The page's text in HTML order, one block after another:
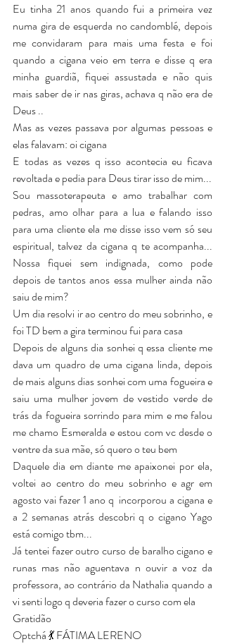
Eu tinha 21 anos quando fui a primeira vez
numa gira de esquerda no candomblé, depois
me convidaram para mais uma festa e foi
quando a cigana veio em terra e disse q era
minha guardiã, fiquei assustada e não quis
mais saber de ir nas giras, achava q não era de
Deus ..
Mas as vezes passava por algumas pessoas e
elas falavam: oi cigana
E todas as vezes q isso acontecia eu ficava
revoltada e pedia para Deus tirar isso de mim...
Sou massoterapeuta e amo trabalhar com
pedras, amo olhar para a lua e falando isso
para uma cliente ela me disse isso vem só seu
espiritual, talvez da cigana q te acompanha...
Nossa fiquei sem indignada, como pode
depois de tantos anos essa mulher ainda não
saiu de mim?
Um dia resolvi ir ao centro do meu sobrinho, e
foi TD bem a gira terminou fui para casa
Depois de alguns dia sonhei q essa cliente me
dava um quadro de uma cigana linda, depois
de mais alguns dias sonhei com uma fogueira e
saiu uma mulher jovem de vestido verde de
trás da fogueira sorrindo para mim e me falou
me chamo Esmeralda e estou com vc desde o
ventre da sua mãe, só quero o teu bem
Daquele dia em diante me apaixonei por ela,
voltei ao centro do meu sobrinho e agr em
agosto vai fazer 1 ano q  incorporou a cigana e
a 2 semanas atrás descobri q o cigano Yago
está comigo tbm...
Já tentei fazer outro curso de baralho cigano e
runas mas não aguentava n ouvir a voz da
professora, ao contrário da Nathalia quando a
vi senti logo q deveria fazer o curso com ela
Gratidão
Optchá 💃 FÁTIMA LERENO